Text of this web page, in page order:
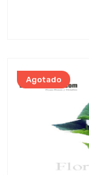
Agotado